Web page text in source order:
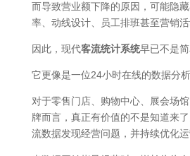
而导致营业额下降的原因，可能隐
率、动线设计、员工排班甚至营销活
因此，现代客流统计系统早已不是简
它更像是一位24小时在线的数据分析
对于零售门店、购物中心、展会场
牌而言，真正有价值的不是知道来
流数据发现经营问题，并持续优化运